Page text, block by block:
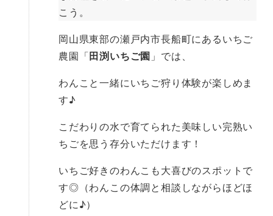
こう。
岡山県東部の瀬戸内市長船町にあるいちご
農園「田渕いちご園 」では、
わんこと一緒にいちご狩り体験が楽しめま
す♪
こだわりの水で育てられた美味しい完熟い
ちごを思う存分いただけます！
いちご好きのわんこも大喜びのスポットで
す◎（わんこの体調と相談しながらほどほ
どに♪）